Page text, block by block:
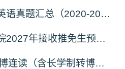
全国医学统考考博英语真题汇总（2020-2026年）
南京水利科学研究院2027年接收推免生预报名公告
东华大学2026年硕博连读（含长学制转博）博士研究生拟录取名单公示